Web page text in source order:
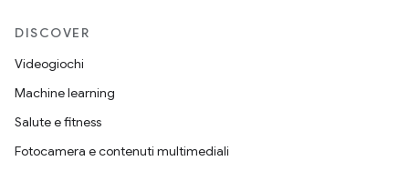
DISCOVER
Videogiochi
Machine learning
Salute e fitness
Fotocamera e contenuti multimediali